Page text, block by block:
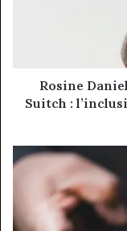
Afrique
comme
Rosine
Suitch :
Fintechs
suivre
au